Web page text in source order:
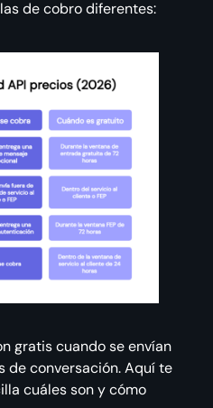
de cobro diferentes:
gratis cuando se envían
de conversación. Aquí te
cuáles son y cómo